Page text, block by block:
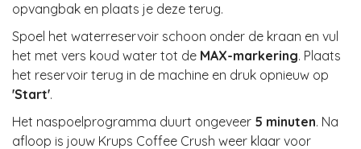
opvangbak en plaats je deze terug.
Spoel het waterreservoir schoon onder de kraan en vul
het met vers koud water tot de MAX-markering. Plaats
het reservoir terug in de machine en druk opnieuw op
'Start'.
Het naspoelprogramma duurt ongeveer 5 minuten. Na
afloop is jouw Krups Coffee Crush weer klaar voor